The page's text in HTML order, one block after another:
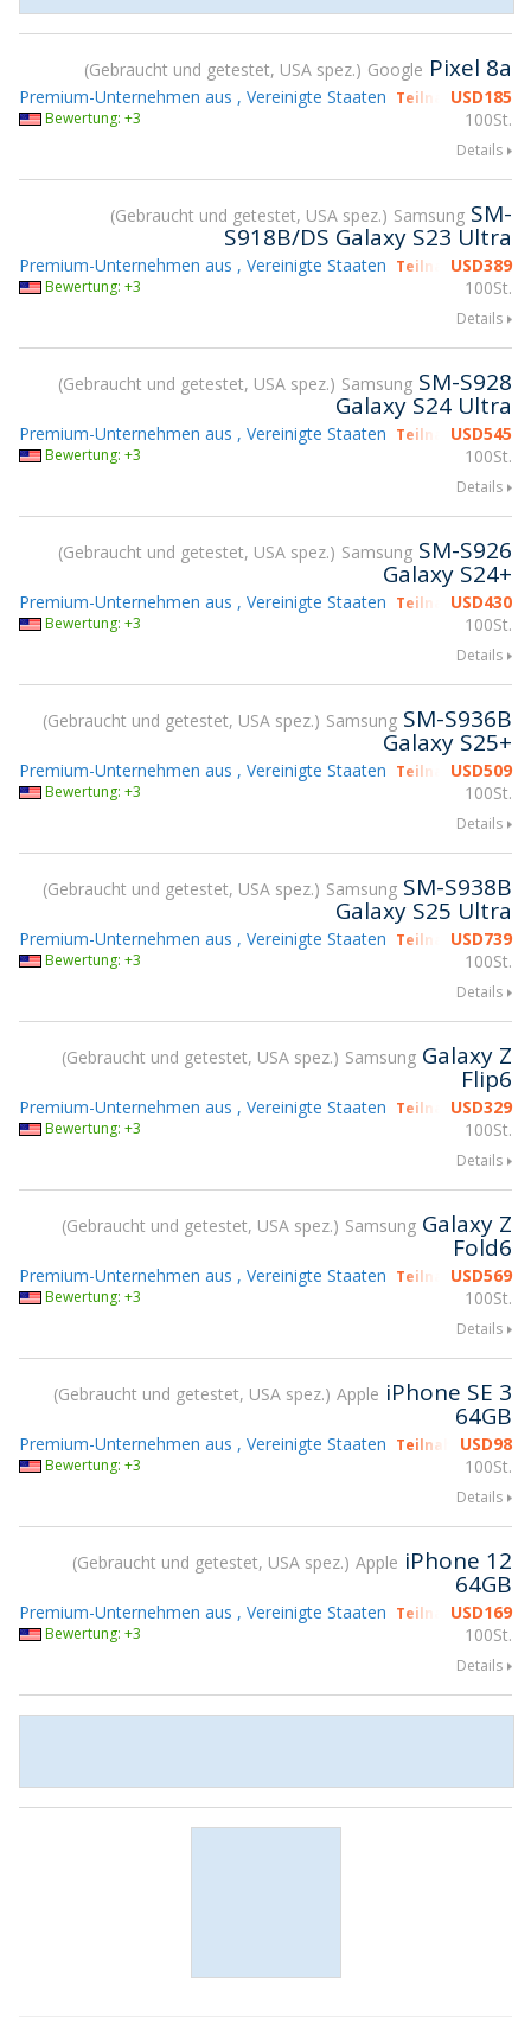
Gebraucht und getestet, USA spez. Google Pixel 8a
USD185
100St.
Premium-Unternehmen aus , Vereinigte Staaten Teilnahme gsmX
Bewertung: +3
Details
Gebraucht und getestet, USA spez. Samsung SM-
S918B/DS Galaxy S23 Ultra
USD389
100St.
Premium-Unternehmen aus , Vereinigte Staaten Teilnahme gsmX
Bewertung: +3
Details
Gebraucht und getestet, USA spez. Samsung SM-S928
Galaxy S24 Ultra
USD545
100St.
Premium-Unternehmen aus , Vereinigte Staaten Teilnahme gsmX
Bewertung: +3
Details
Gebraucht und getestet, USA spez. Samsung SM-S926
Galaxy S24+
USD430
100St.
Premium-Unternehmen aus , Vereinigte Staaten Teilnahme gsmX
Bewertung: +3
Details
Gebraucht und getestet, USA spez. Samsung SM-S936B
Galaxy S25+
USD509
100St.
Premium-Unternehmen aus , Vereinigte Staaten Teilnahme gsmX
Bewertung: +3
Details
Gebraucht und getestet, USA spez. Samsung SM-S938B
Galaxy S25 Ultra
USD739
100St.
Premium-Unternehmen aus , Vereinigte Staaten Teilnahme gsmX
Bewertung: +3
Details
Gebraucht und getestet, USA spez. Samsung Galaxy Z
Flip6
USD329
100St.
Premium-Unternehmen aus , Vereinigte Staaten Teilnahme gsmX
Bewertung: +3
Details
Gebraucht und getestet, USA spez. Samsung Galaxy Z
Fold6
USD569
100St.
Premium-Unternehmen aus , Vereinigte Staaten Teilnahme gsmX
Bewertung: +3
Details
Gebraucht und getestet, USA spez. Apple iPhone SE 3
64GB
USD98
100St.
Premium-Unternehmen aus , Vereinigte Staaten Teilnahme gsmX
Bewertung: +3
Details
Gebraucht und getestet, USA spez. Apple iPhone 12
64GB
USD169
100St.
Premium-Unternehmen aus , Vereinigte Staaten Teilnahme gsmX
Bewertung: +3
Details